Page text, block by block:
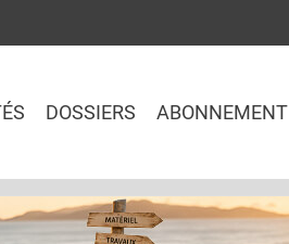
DOSSIERS ABONNEMENT